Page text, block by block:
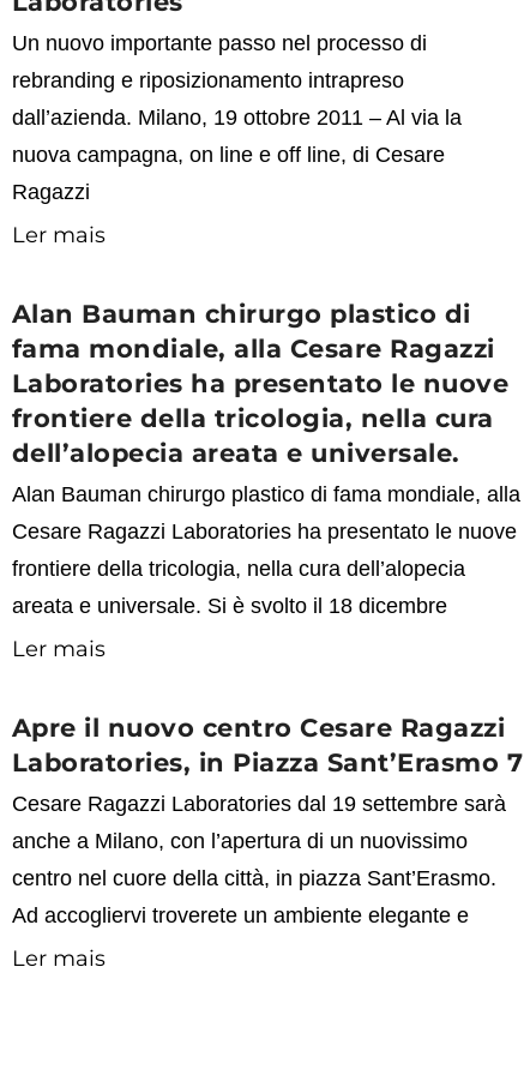
Un nuovo importante passo nel processo di
rebranding e riposizionamento intrapreso
dall’azienda. Milano, 19 ottobre 2011 – Al via la
nuova campagna, on line e off line, di Cesare
Ragazzi
Ler mais
Alan Bauman chirurgo plastico di
fama mondiale, alla Cesare Ragazzi
Laboratories ha presentato le nuove
frontiere della tricologia, nella cura
dell’alopecia areata e universale.
Alan Bauman chirurgo plastico di fama mondiale, alla
Cesare Ragazzi Laboratories ha presentato le nuove
frontiere della tricologia, nella cura dell’alopecia
areata e universale. Si è svolto il 18 dicembre
Ler mais
Apre il nuovo centro Cesare Ragazzi
Laboratories, in Piazza Sant’Erasmo 7
Cesare Ragazzi Laboratories dal 19 settembre sarà
anche a Milano, con l’apertura di un nuovissimo
centro nel cuore della città, in piazza Sant’Erasmo.
Ad accogliervi troverete un ambiente elegante e
Ler mais